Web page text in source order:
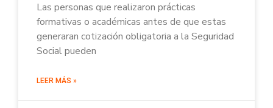
Las personas que realizaron prácticas
formativas o académicas antes de que estas
generaran cotización obligatoria a la Seguridad
Social pueden
LEER MÁS »